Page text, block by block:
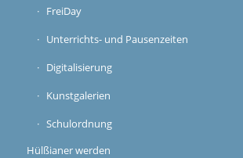
FreiDay
Unterrichts- und Pausenzeiten
Digitalisierung
Kunstgalerien
Schulordnung
Hülßianer werden